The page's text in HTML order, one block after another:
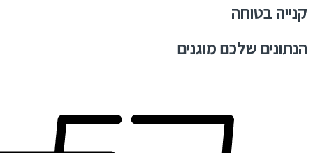
קנייה בטוחה
הנתונים שלכם מוגנים